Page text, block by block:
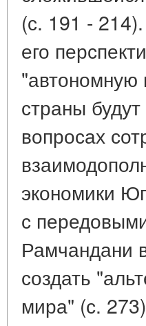
(с. 191 -
его
"автономную
страны
вопросах
экономики
с
Рамчандани
создать
мира" (с.